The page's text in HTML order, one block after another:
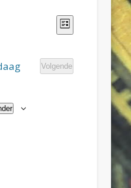
navigatie
Evenement
weergaven
navigatie
Lijst
Volgende
Evenementen